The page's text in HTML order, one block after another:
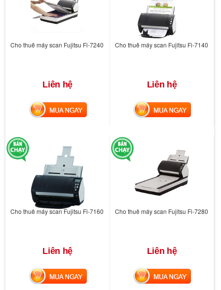
Cho thuê máy scan Fujitsu Fi-7240
Liên hệ
MUA NGAY
Cho thuê máy scan Fujitsu Fi-7140
Liên hệ
MUA NGAY
Cho thuê máy scan Fujitsu Fi-7160
Liên hệ
MUA NGAY
Cho thuê máy scan Fujitsu Fi-7280
Liên hệ
MUA NGAY